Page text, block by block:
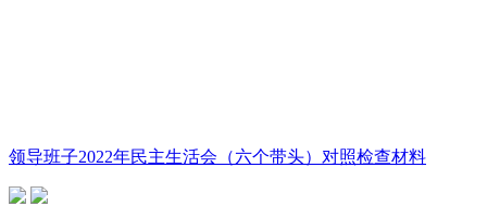
领导班子2022年民主生活会（六个带头）对照检查材料